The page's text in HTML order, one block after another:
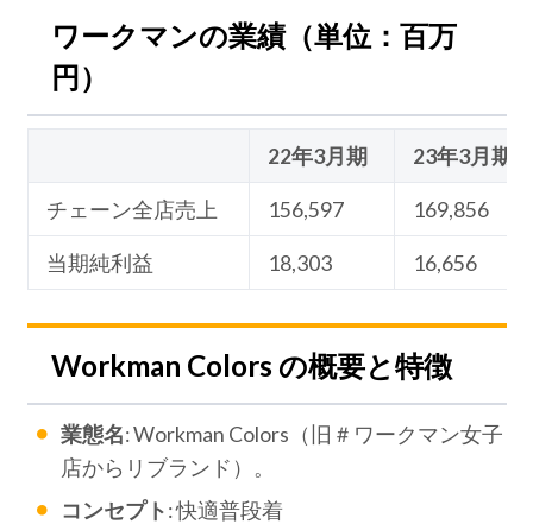
ワークマンの業績（単位：百万
円）
22年3月期 23年3月期
チェーン全店売上 156,597 169,856
当期純利益 18,303 16,656
Workman Colors の概要と特徴
業態名: Workman Colors（旧＃ワークマン女子
店からリブランド）。
コンセプト: 快適普段着